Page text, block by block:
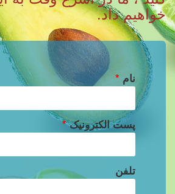
خواهیم داد.
نام *
پست الکترونیک*
تلفن